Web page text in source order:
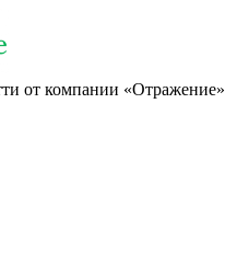
от компании «Отражение»